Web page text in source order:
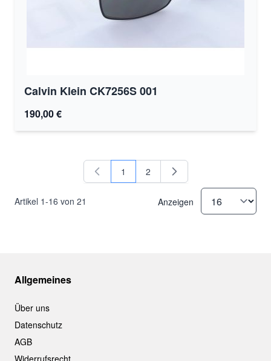
Calvin Klein CK7256S 001
190,00 €
Artikel 1-16 von 21
Sie lesen gerade Seite
1 Seite
2
Anzeigen
Allgemeines
Über uns
Datenschutz
AGB
Widerrufsrecht